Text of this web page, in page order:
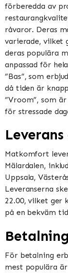
förberedda av
råvaror. Deras
varierade, vilket
deras populära
anpassad för
”Bas”, som
då tiden är
”Vroom”, som
för stressade
Matkomfort
Mälardalen,
Uppsala,
Leveranserna
22.00, vilket ger
på en bekväm
För betalning
mest populära